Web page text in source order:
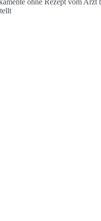
ohne Rezept vom Arzt